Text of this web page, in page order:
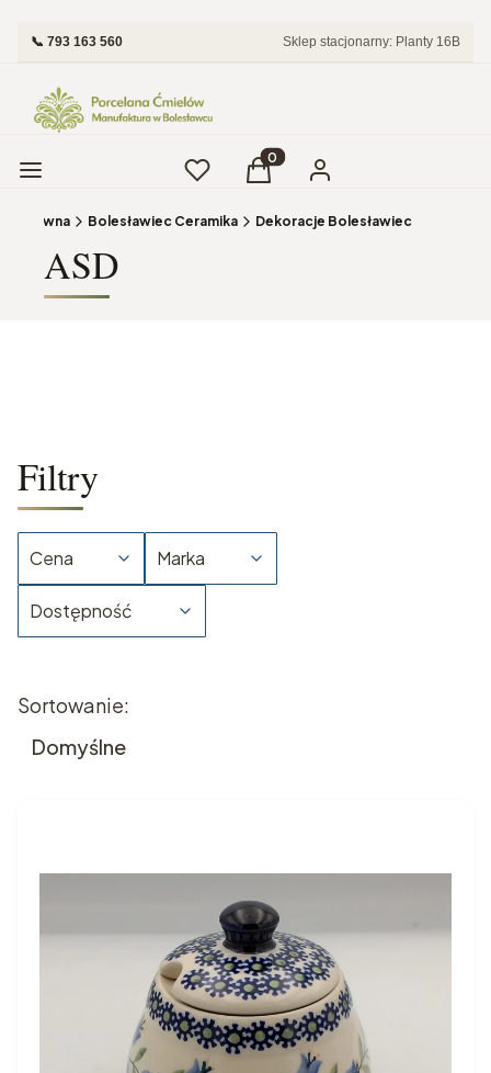
📞 793 163 560 Sklep stacjonarny: Planty 16B
Menu UlubioneProdukty w koszyku: 0.
Koszyk Zaloguj się
główna Bolesławiec Ceramika Dekoracje Bolesławiec
ASD
Filtry
Cena Marka
Dostępność
Lista produktów
Sortowanie:
Domyślne